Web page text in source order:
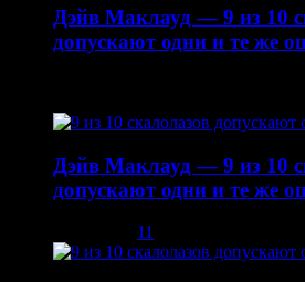
Дэйв Маклауд — 9 из 10
допускают одни и те же
Дэйв Маклауд — 9 из 10
допускают одни и те же
11